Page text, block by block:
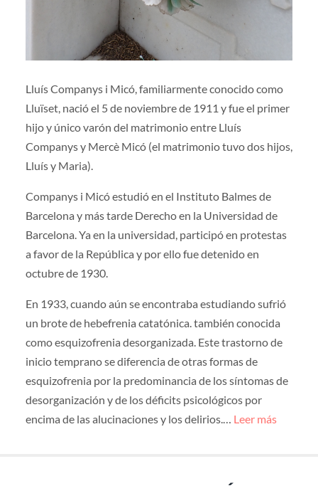
Lluís Companys i Micó, familiarmente conocido como
Lluïset, nació el 5 de noviembre de 1911 y fue el primer
hijo y único varón del matrimonio entre Lluís
Companys y Mercè Micó (el matrimonio tuvo dos hijos,
Lluís y Maria).
Companys i Micó estudió en el Instituto Balmes de
Barcelona y más tarde Derecho en la Universidad de
Barcelona. Ya en la universidad, participó en protestas
a favor de la República y por ello fue detenido en
octubre de 1930.
En 1933, cuando aún se encontraba estudiando sufrió
un brote de hebefrenia catatónica. también conocida
como esquizofrenia desorganizada. Este trastorno de
inicio temprano se diferencia de otras formas de
esquizofrenia por la predominancia de los síntomas de
desorganización y de los déficits psicológicos por
encima de las alucinaciones y los delirios.… Leer más